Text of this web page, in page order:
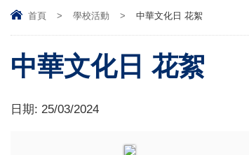
首頁 > 學校活動 > 中華文化日 花絮
中華文化日 花絮
日期: 25/03/2024